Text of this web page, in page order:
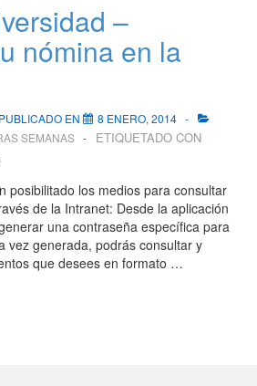
–
nómina en la
PUBLICADO EN
8 ENERO, 2014
SEMANAS ETIQUETADO CON
posibilitado los medios para consultar
de la Intranet: Desde la aplicación
una contraseña específica para
vez generada, podrás consultar y
que desees en formato …